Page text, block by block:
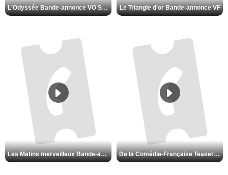
L'Odyssée Bande-annonce VO STFR Le Triangle d'or Bande-annonce VF
Les Matins merveilleux Bande-annonce VF De la Comédie-Française Teaser VF